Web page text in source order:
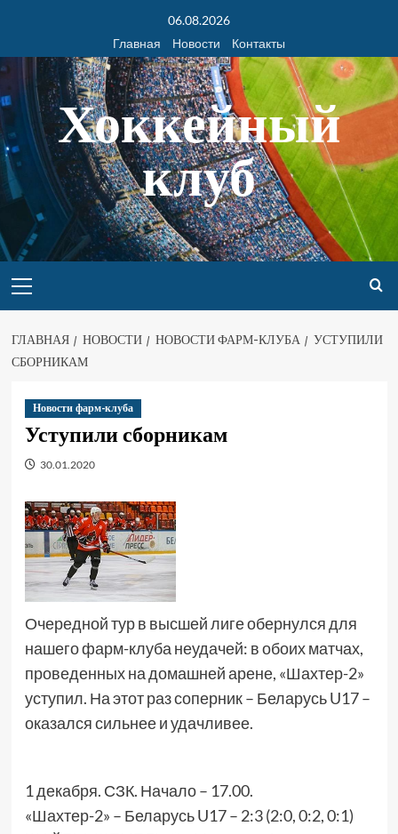
06.08.2026
Главная
Новости Контакты
Хоккейный
клуб
ГЛАВНАЯ НОВОСТИ НОВОСТИ ФАРМ-КЛУБА
УСТУПИЛИ
СБОРНИКАМ
Новости фарм-клуба
Уступили сборникам
30.01.2020
Очередной тур в высшей лиге обернулся для
нашего фарм-клуба неудачей: в обоих матчах,
проведенных на домашней арене, «Шахтер-2»
уступил. На этот раз соперник – Беларусь U17 –
оказался сильнее и удачливее.
1 декабря. СЗК. Начало – 17.00.
«Шахтер-2» – Беларусь U17 – 2:3 (2:0, 0:2, 0:1)